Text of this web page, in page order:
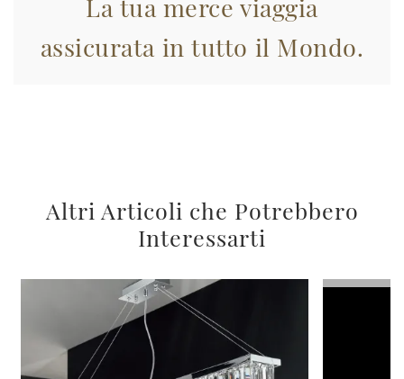
La tua merce viaggia
assicurata in tutto il Mondo.
Altri Articoli che Potrebbero
Interessarti